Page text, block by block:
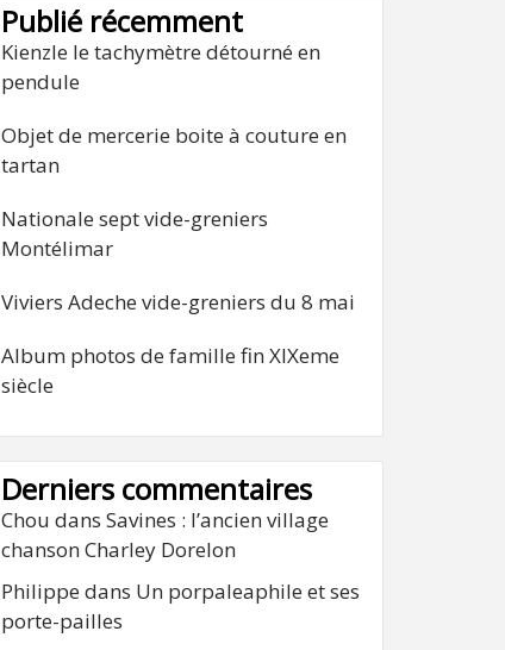
Publié récemment
Kienzle le tachymètre détourné en
pendule
Objet de mercerie boite à couture en
tartan
Nationale sept vide-greniers
Montélimar
Viviers Adeche vide-greniers du 8 mai
Album photos de famille fin XIXeme
siècle
Derniers commentaires
Chou dans Savines : l’ancien village
chanson Charley Dorelon
Philippe dans Un porpaleaphile et ses
porte-pailles